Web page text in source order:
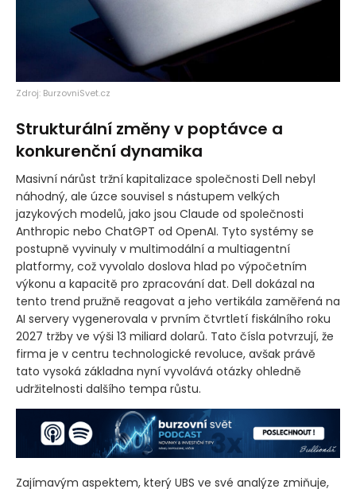
Zdroj: BurzovniSvet.cz
Strukturální změny v poptávce a
konkurenční dynamika
Masivní nárůst tržní kapitalizace společnosti Dell nebyl
náhodný, ale úzce souvisel s nástupem velkých
jazykových modelů, jako jsou Claude od společnosti
Anthropic nebo ChatGPT od OpenAI. Tyto systémy se
postupně vyvinuly v multimodální a multiagentní
platformy, což vyvolalo doslova hlad po výpočetním
výkonu a kapacitě pro zpracování dat. Dell dokázal na
tento trend pružně reagovat a jeho vertikála zaměřená na
AI servery vygenerovala v prvním čtvrtletí fiskálního roku
2027 tržby ve výši 13 miliard dolarů. Tato čísla potvrzují, že
firma je v centru technologické revoluce, avšak právě
tato vysoká základna nyní vyvolává otázky ohledně
udržitelnosti dalšího tempa růstu.
Zajímavým aspektem, který UBS ve své analýze zmiňuje,